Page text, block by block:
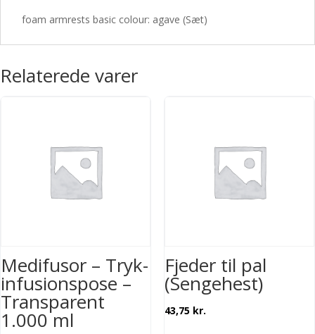
foam armrests basic colour: agave (Sæt)
Relaterede varer
Medifusor – Tryk-
infusionspose –
Transparent
1.000 ml
Fjeder til pal
(Sengehest)
43,75 kr.